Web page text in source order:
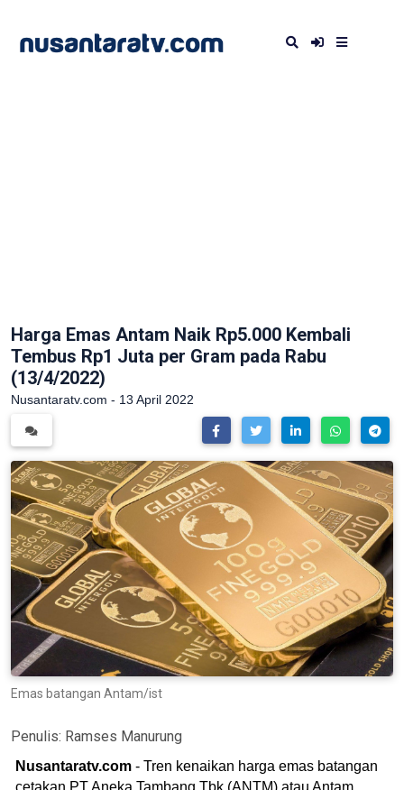
Harga Emas Antam Naik Rp5.000 Kembali
Tembus Rp1 Juta per Gram pada Rabu
(13/4/2022)
Nusantaratv.com - 13 April 2022
Emas batangan Antam/ist
Penulis: Ramses Manurung
Nusantaratv.com - Tren kenaikan harga emas batangan
cetakan PT Aneka Tambang Tbk (ANTM) atau Antam